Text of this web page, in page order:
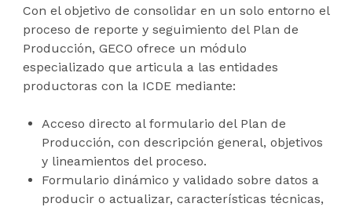
Con el objetivo de consolidar en un solo entorno el
proceso de reporte y seguimiento del Plan de
Producción, GECO ofrece un módulo
especializado que articula a las entidades
productoras con la ICDE mediante:
Acceso directo al formulario del Plan de
Producción, con descripción general, objetivos
y lineamientos del proceso.
Formulario dinámico y validado sobre datos a
producir o actualizar, características técnicas,